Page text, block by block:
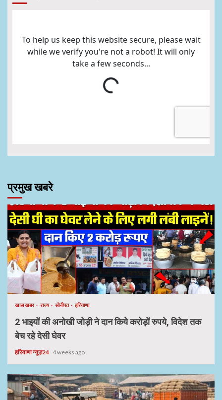
प्रमुख खबरे
खास खबर राज्य सोनीपत हरियाणा
2 भाइयों की अनोखी जोड़ी ने दान किये करोड़ों रुपये, विदेश तक
बेच रहे देसी घेवर
हरियाणा न्यूज़24 4 weeks ago